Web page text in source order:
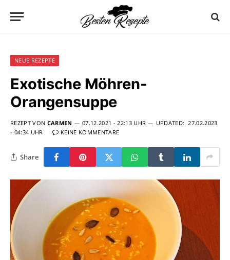
NEUE REZEPTE
Exotische Möhren-
Orangensuppe
REZEPT VON CARMEN 07.12.2021 - 22:13 UHR UPDATED: 27.02.2023
- 04:34 UHR
KEINE KOMMENTARE
Share